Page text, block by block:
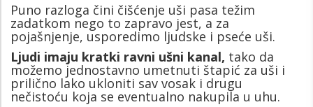
Puno razloga čini čišćenje uši pasa težim
zadatkom nego to zapravo jest, a za
pojašnjenje, usporedimo ljudske i pseće uši.
Ljudi imaju kratki ravni ušni kanal, tako da
možemo jednostavno umetnuti štapić za uši i
prilično lako ukloniti sav vosak i drugu
nečistoću koja se eventualno nakupila u uhu.